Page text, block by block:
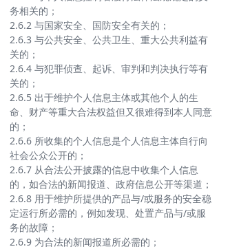
务相关的；
2.6.2 与国家安全、国防安全有关的；
2.6.3 与公共安全、公共卫生、重大公共利益有
关的；
2.6.4 与犯罪侦查、起诉、审判和判决执行等有
关的；
2.6.5 出于维护个人信息主体或其他个人的生
命、财产等重大合法权益但又很难得到本人同意
的；
2.6.6 所收集的个人信息是个人信息主体自行向
社会公众公开的；
2.6.7 从合法公开披露的信息中收集个人信息
的，如合法的新闻报道、政府信息公开等渠道；
2.6.8 用于维护所提供的产品与/或服务的安全稳
定运行所必需的，例如发现、处置产品与/或服
务的故障；
2.6.9 为合法的新闻报道所必需的；